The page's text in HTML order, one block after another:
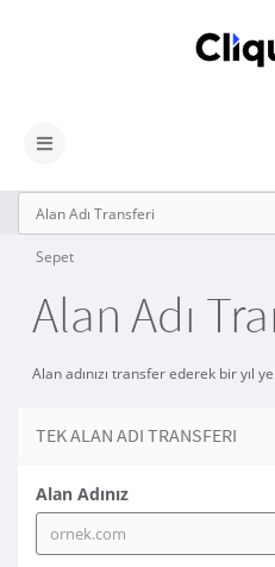
Sepet
Alan Adı
Alan adınızı transfer ederek bir yıl
TEK ALAN ADI TRANSFERI
Alan Adınız